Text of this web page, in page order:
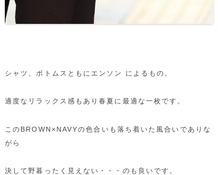
シャツ、ボトムスともにエンソン によるもの。
適度なリラックス感もあり春夏に最適な一枚です。
このBROWN×NAVYの色合いも落ち着いた風合いでありな
がら
決して野暮ったく見えない・・・のも良いです。